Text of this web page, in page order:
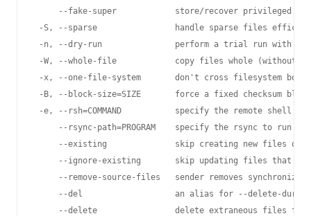
--fake-super            store/recover privileged
-S, --sparse                handle sparse files
-n, --dry-run               perform a trial run with no
-W, --whole-file            copy files whole (without
-x, --one-file-system       don't cross filesystem
-B, --block-size=SIZE       force a fixed checksum
-e, --rsh=COMMAND           specify the remote shell to
--rsync-path=PROGRAM    specify the rsync to run on
--existing              skip creating new files on
--ignore-existing       skip updating files that
--remove-source-files   sender removes synchronized
     --del                   an alias for --delete-during
--delete                delete extraneous files